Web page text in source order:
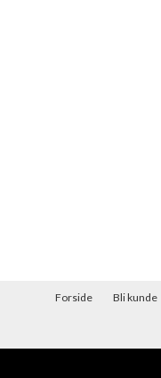
Forside Bli kunde